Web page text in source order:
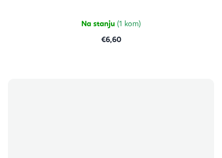
zvjezdica.
Na stanju (1 kom)
€6,60